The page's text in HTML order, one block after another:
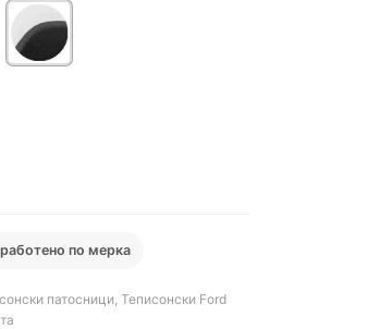
по мерка
патосници Теписонски Ford